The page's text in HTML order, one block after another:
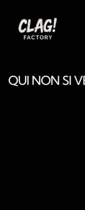
QUI NON SI